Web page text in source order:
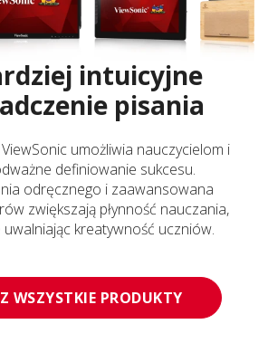
intuicyjne
pisania
umożliwia nauczycielom i
definiowanie sukcesu.
odręcznego i zaawansowana
zwiększają płynność nauczania,
kreatywność uczniów.
WSZYSTKIE PRODUKTY